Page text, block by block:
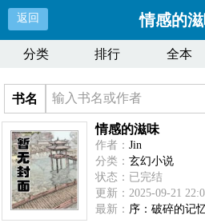
返回 情感的
分类 排行 全本
书名
情感的滋味
作者：Jin
分类：玄幻小说
状态：已完结
更新：2025-09-21
最新： 序：破碎的记